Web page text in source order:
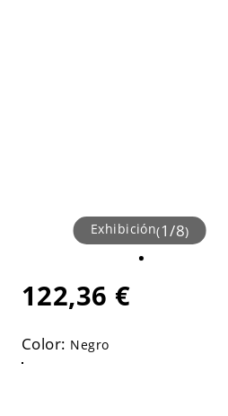
Exhibición(1/8)
122,36 €
Color: Negro